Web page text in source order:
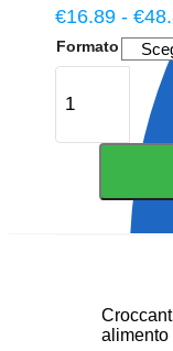
€16.89 - €
Formato
alimento